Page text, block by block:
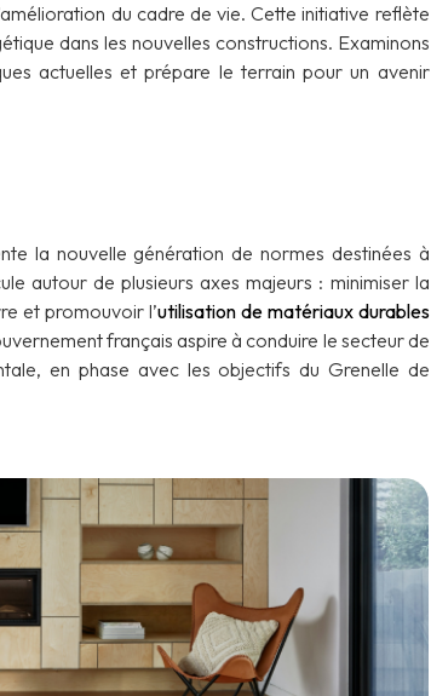
du cadre de vie. Cette initiative reflète
dans les nouvelles constructions. Examinons
actuelles et prépare le terrain pour un avenir
la nouvelle génération de normes destinées à
autour de plusieurs axes majeurs : minimiser la
et promouvoir l’utilisation de matériaux durables
français aspire à conduire le secteur de
en phase avec les objectifs du Grenelle de